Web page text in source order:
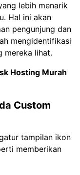
lebih menarik
Hal ini akan
pengunjung dan
mengidentifikasi
mereka lihat.
Hosting Murah
Custom
tampilan ikon
memberikan